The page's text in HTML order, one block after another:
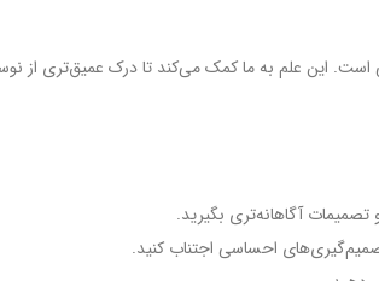
است. این علم به ما کمک می‌کند تا درک عمیق‌تری از
تصمیمات آگاهانه‌تری بگیرید.
احساسی اجتناب کنید.